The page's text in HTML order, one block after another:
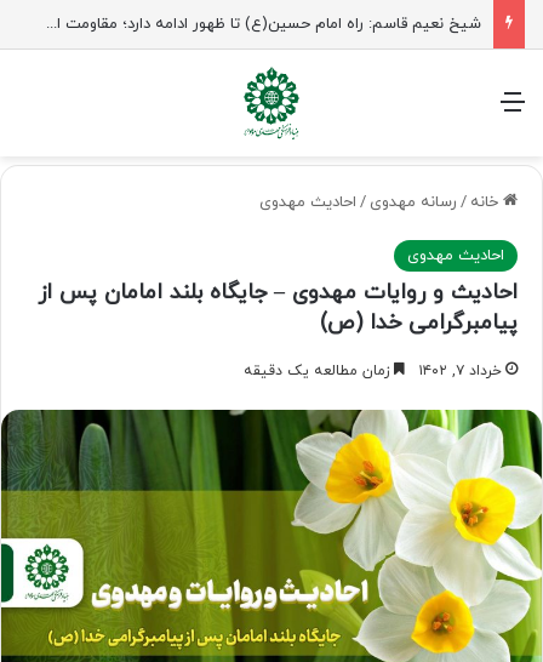
منو
خانه / رسانه مهدوی / احادیث مهدوی
احادیث مهدوی
احادیث و روایات مهدوی – جایگاه بلند امامان پس از
پیامبرگرامی خدا (ص)
خرداد ۷, ۱۴۰۲ زمان مطالعه یک دقیقه